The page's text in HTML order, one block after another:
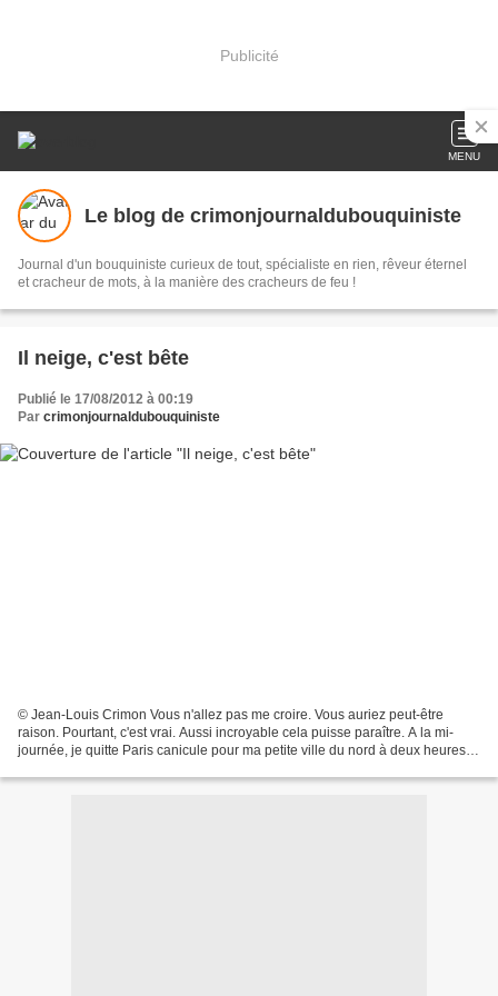
Publicité
MENU
Le blog de crimonjournaldubouquiniste
Journal d'un bouquiniste curieux de tout, spécialiste en rien, rêveur éternel
et cracheur de mots, à la manière des cracheurs de feu !
Il neige, c'est bête
Publié le 17/08/2012 à 00:19
Par crimonjournaldubouquiniste
© Jean-Louis Crimon Vous n'allez pas me croire. Vous auriez peut-être
raison. Pourtant, c'est vrai. Aussi incroyable cela puisse paraître. A la mi-
journée, je quitte Paris canicule pour ma petite ville du nord à deux heures